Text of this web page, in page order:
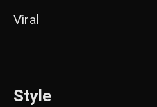
Viral
Style